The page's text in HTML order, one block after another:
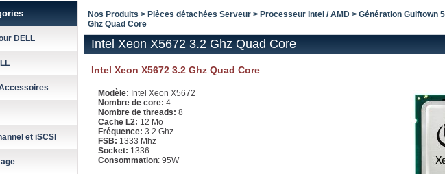
DELL
et iSCSI
Nos Produits > Pièces détachées Serveur > Processeur Intel / AMD > Génération Gulftown
Ghz Quad Core
Intel Xeon X5672 3.2 Ghz Quad Core
Intel Xeon X5672 3.2 Ghz Quad Core
Modèle: Intel Xeon X5672
Nombre de core: 4
Nombre de threads: 8
Cache L2: 12 Mo
Fréquence: 3.2 Ghz
FSB: 1333 Mhz
Socket: 1336
Consommation: 95W